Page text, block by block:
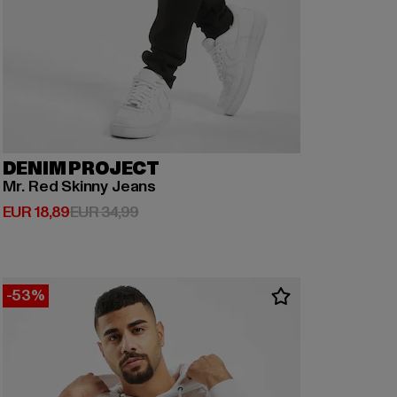
DENIM PROJECT
Mr. Red Skinny Jeans
EUR 18,89
Derzeitiger Preis: EUR 18,89
EUR 34,99Aktionspreis: EUR 34,99
-53%